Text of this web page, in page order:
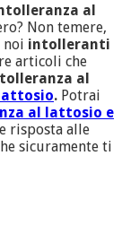
al
Non temere,
noi intolleranti
articoli che
al
. Potrai
al lattosio e
risposta alle
sicuramente ti